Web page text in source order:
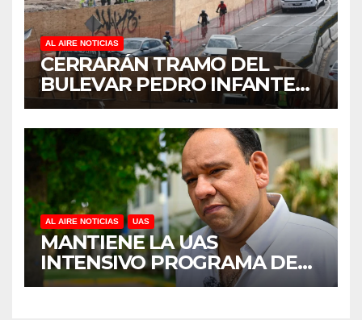
AL AIRE NOTICIAS
CERRARÁN TRAMO DEL
BULEVAR PEDRO INFANTE
PARA ACELERAR OBRAS
ANTES DEL REGRESO A
CLASES
AL AIRE NOTICIAS UAS
MANTIENE LA UAS
INTENSIVO PROGRAMA DE
MANTENIMIENTO Y